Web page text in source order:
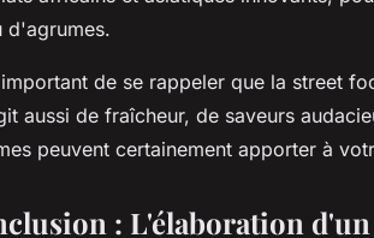
d'agrumes.
de se rappeler que la street
aussi de fraîcheur, de saveurs
peuvent certainement apporter à
: L'élaboration